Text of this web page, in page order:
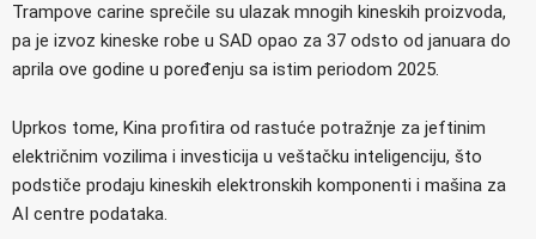
Trampove carine sprečile su ulazak mnogih kineskih proizvoda,
pa je izvoz kineske robe u SAD opao za 37 odsto od januara do
aprila ove godine u poređenju sa istim periodom 2025.
Uprkos tome, Kina profitira od rastuće potražnje za jeftinim
električnim vozilima i investicija u veštačku inteligenciju, što
podstiče prodaju kineskih elektronskih komponenti i mašina za
AI centre podataka.